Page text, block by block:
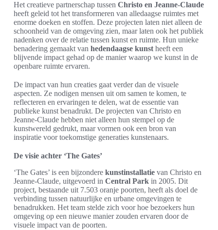
Het creatieve partnerschap tussen Christo en Jeanne-Claude
heeft geleid tot het transformeren van alledaagse ruimtes met
enorme doeken en stoffen. Deze projecten laten niet alleen de
schoonheid van de omgeving zien, maar laten ook het publiek
nadenken over de relatie tussen kunst en ruimte. Hun unieke
benadering gemaakt van hedendaagse kunst heeft een
blijvende impact gehad op de manier waarop we kunst in de
openbare ruimte ervaren.
De impact van hun creaties gaat verder dan de visuele
aspecten. Ze nodigen mensen uit om samen te komen, te
reflecteren en ervaringen te delen, wat de essentie van
publieke kunst benadrukt. De projecten van Christo en
Jeanne-Claude hebben niet alleen hun stempel op de
kunstwereld gedrukt, maar vormen ook een bron van
inspiratie voor toekomstige generaties kunstenaars.
De visie achter ‘The Gates’
‘The Gates’ is een bijzondere kunstinstallatie van Christo en
Jeanne-Claude, uitgevoerd in Central Park in 2005. Dit
project, bestaande uit 7.503 oranje poorten, heeft als doel de
verbinding tussen natuurlijke en urbane omgevingen te
benadrukken. Het team stelde zich voor hoe bezoekers hun
omgeving op een nieuwe manier zouden ervaren door de
visuele impact van de poorten.